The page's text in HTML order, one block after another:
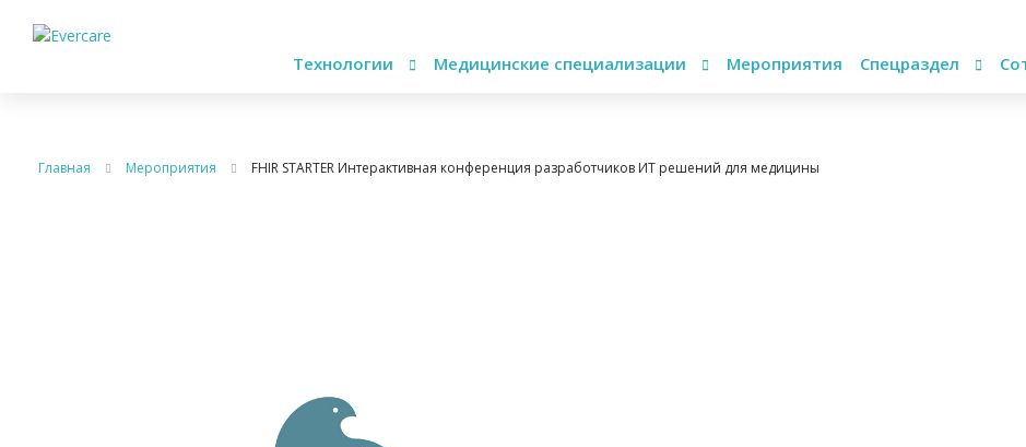
Технологии Медицинские специализации Мероприятия Спецраздел
Главная Мероприятия FHIR STARTER Интерактивная конференция разработчиков ИТ решений для медицины